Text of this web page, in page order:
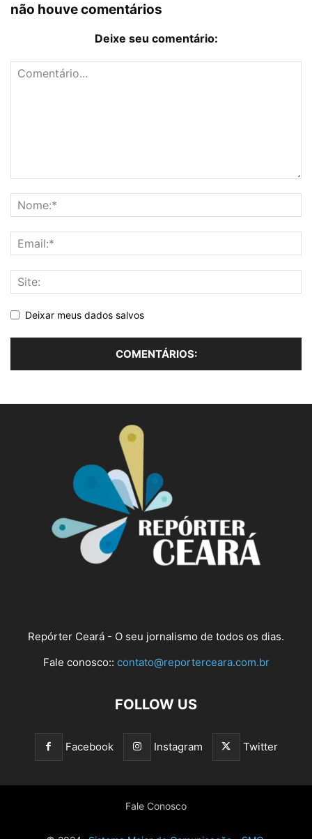
não houve comentários
Deixe seu comentário:
Deixar meus dados salvos
Repórter Ceará - O seu jornalismo de todos os dias.
Fale conosco:: contato@reporterceara.com.br
FOLLOW US
Facebook Instagram Twitter
Fale Conosco